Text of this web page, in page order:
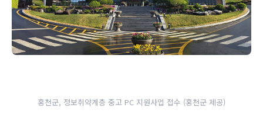
홍천군, 정보취약계층 중고 PC 지원사업 접수 (홍천군 제공)